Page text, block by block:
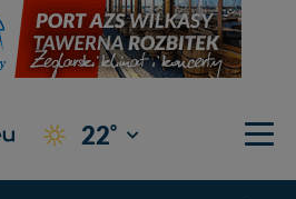
22° Giżycko